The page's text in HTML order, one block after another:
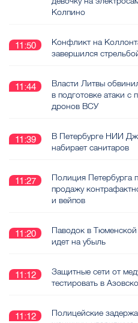
Колпино
11:50
Конфликт на
завершился
11:44
Власти Литвы
в подготовке атаки
дронов ВСУ
11:39
В Петербурге НИИ
набирает санитаров
11:27
Полиция Петербурга
продажу
и вейпов
11:20
Паводок в Тюменской
идет на убыль
11:12
Защитные сети от
тестировать в
11:12
Полицейские